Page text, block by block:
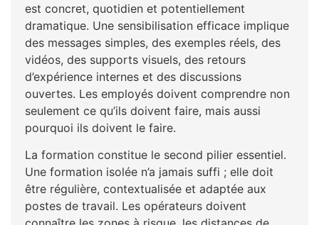
est concret, quotidien et potentiellement
dramatique. Une sensibilisation efficace implique
des messages simples, des exemples réels, des
vidéos, des supports visuels, des retours
d’expérience internes et des discussions
ouvertes. Les employés doivent comprendre non
seulement ce qu’ils doivent faire, mais aussi
pourquoi ils doivent le faire.
La formation constitue le second pilier essentiel.
Une formation isolée n’a jamais suffi ; elle doit
être régulière, contextualisée et adaptée aux
postes de travail. Les opérateurs doivent